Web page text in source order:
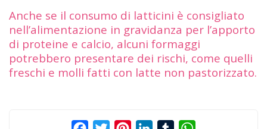
Anche se il consumo di latticini è consigliato
nell’alimentazione in gravidanza per l’apporto
di proteine e calcio, alcuni formaggi
potrebbero presentare dei rischi, come quelli
freschi e molli fatti con latte non pastorizzato.